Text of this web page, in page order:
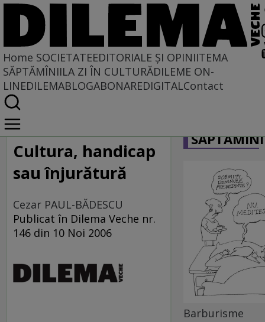
Home SOCIETATEEDITORIALE ȘI OPINIITEMA
SĂPTĂMÎNIILA ZI ÎN CULTURĂDILEME ON-
LINEDILEMABLOGABONAREDIGITALContact
Home
Societate
MASS COMEDIA
Cultura, handicap
sau înjurătură
Cezar PAUL-BĂDESCU
Publicat în Dilema Veche nr.
146 din 10 Noi 2006
Barburisme